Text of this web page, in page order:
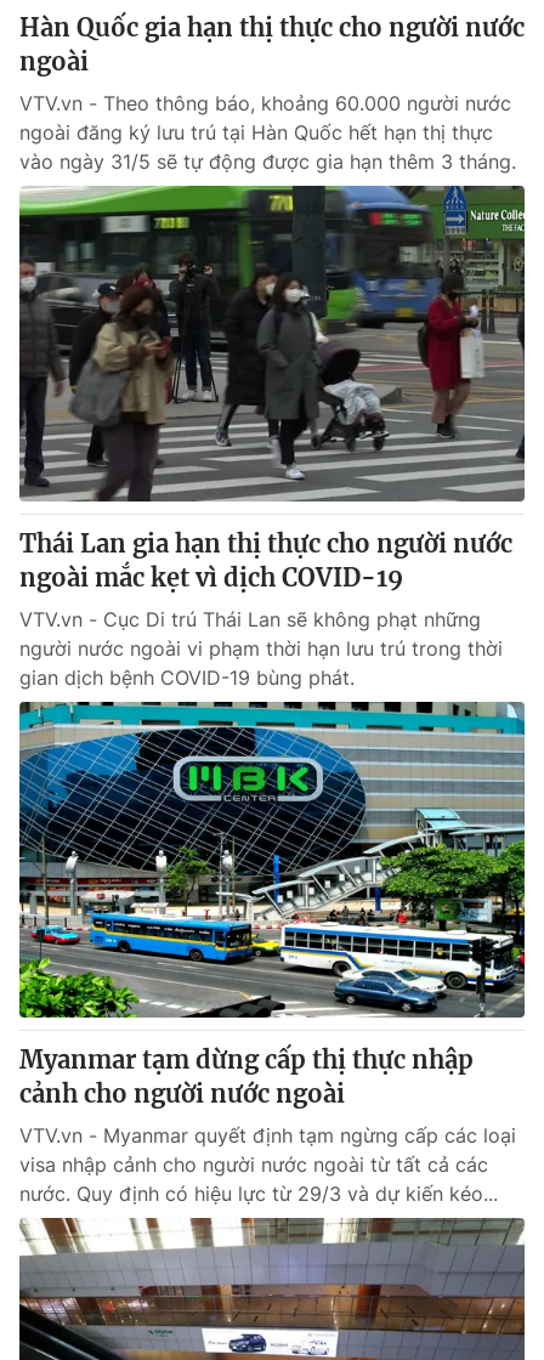
Hàn Quốc gia hạn thị thực cho người nước
ngoài
VTV.vn - Theo thông báo, khoảng 60.000 người nước
ngoài đăng ký lưu trú tại Hàn Quốc hết hạn thị thực
vào ngày 31/5 sẽ tự động được gia hạn thêm 3 tháng.
Thái Lan gia hạn thị thực cho người nước
ngoài mắc kẹt vì dịch COVID-19
VTV.vn - Cục Di trú Thái Lan sẽ không phạt những
người nước ngoài vi phạm thời hạn lưu trú trong thời
gian dịch bệnh COVID-19 bùng phát.
Myanmar tạm dừng cấp thị thực nhập
cảnh cho người nước ngoài
VTV.vn - Myanmar quyết định tạm ngừng cấp các loại
visa nhập cảnh cho người nước ngoài từ tất cả các
nước. Quy định có hiệu lực từ 29/3 và dự kiến kéo...